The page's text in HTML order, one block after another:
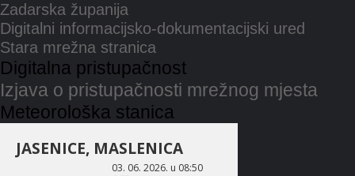
Zadarska županija
Digitalni informacijsko-dokumentacijski ured
Stara mrežna stranica
Digitalna pristupačnost
Izjava o pristupačnosti mrežnog mjesta
Meteorološka stanica